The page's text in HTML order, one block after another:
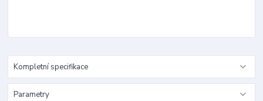
Kompletní specifikace
Parametry